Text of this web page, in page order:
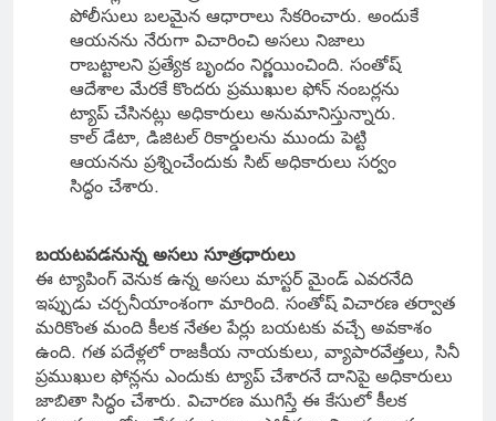
పోలీసులు బలమైన ఆధారాలు సేకరించారు. అందుకే
ఆయనను నేరుగా విచారించి అసలు నిజాలు
రాబట్టాలని ప్రత్యేక బృందం నిర్ణయించింది. సంతోష్
ఆదేశాల మేరకే కొందరు ప్రముఖుల ఫోన్ నంబర్లను
ట్యాప్ చేసినట్లు అధికారులు అనుమానిస్తున్నారు.
కాల్ డేటా, డిజిటల్ రికార్డులను ముందు పెట్టి
ఆయనను ప్రశ్నించేందుకు సిట్ అధికారులు సర్వం
సిద్ధం చేశారు.
బయటపడనున్న అసలు సూత్రధారులు
ఈ ట్యాపింగ్ వెనుక ఉన్న అసలు మాస్టర్ మైండ్ ఎవరనేది
ఇప్పుడు చర్చనీయాంశంగా మారింది. సంతోష్ విచారణ తర్వాత
మరికొంత మంది కీలక నేతల పేర్లు బయటకు వచ్చే అవకాశం
ఉంది. గత పదేళ్లలో రాజకీయ నాయకులు, వ్యాపారవేత్తలు, సినీ
ప్రముఖుల ఫోన్లను ఎందుకు ట్యాప్ చేశారనే దానిపై అధికారులు
జాబితా సిద్ధం చేశారు. విచారణ ముగిస్తే ఈ కేసులో కీలక